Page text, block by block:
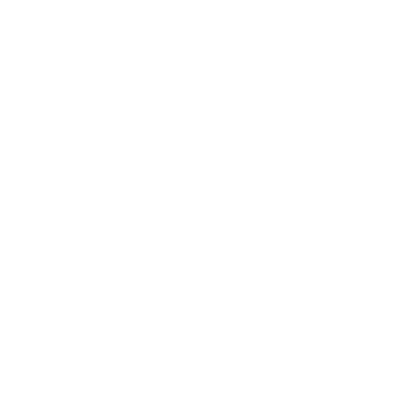
Grosir Dan Eceran | Resseler Dan Agent Welcome | produk
jual kaca pyrex | beli bong | beli bong kaca | beli bong kaca pyrex |
pyrex | pirek | paca pirek | pipet | pipet kaca | pipet amoxan |